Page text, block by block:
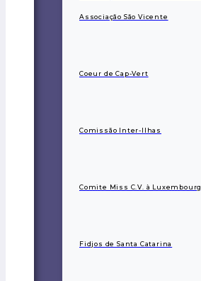
Associação São Vicente
Coeur de Cap-Vert
Comissão Inter-Ilhas
Comite Miss C.V. à Luxembourg
Fidjos de Santa Catarina